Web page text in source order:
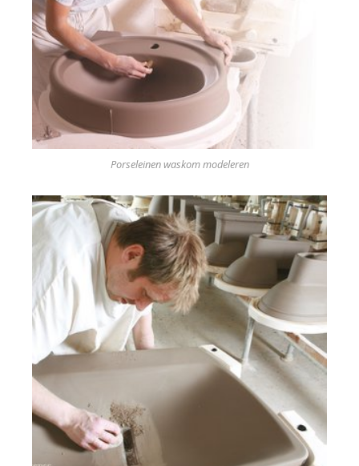
Porseleinen waskom modeleren